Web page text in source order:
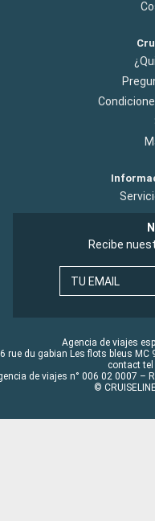
Recibe
TU EMAIL
Agencia de viajes
rue du gabian Les flots bleus
contact
de viajes n° 006 02 0007 –
©